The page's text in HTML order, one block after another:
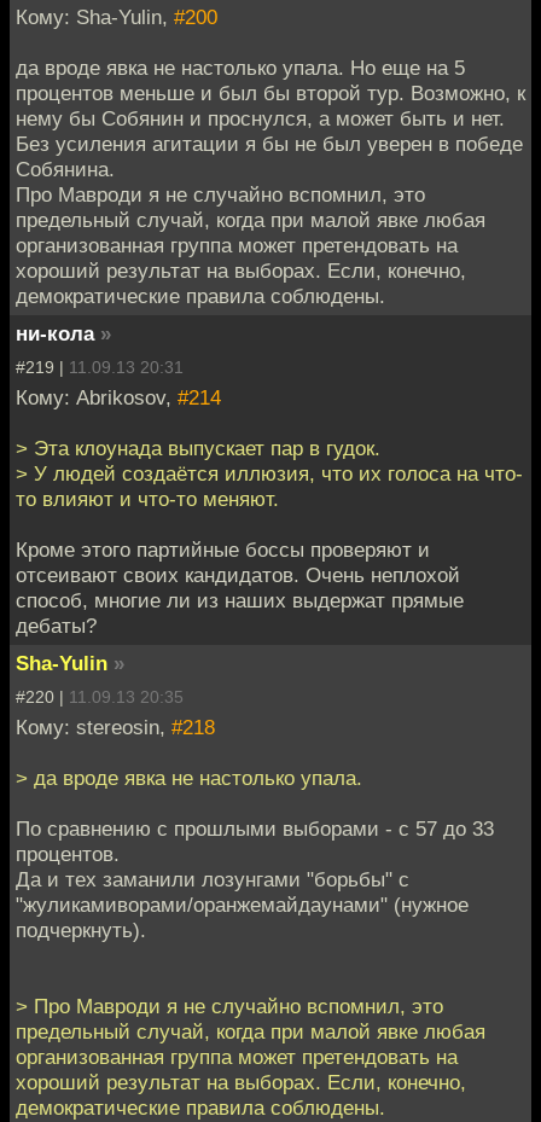
Кому: Sha-Yulin, #200
да вроде явка не настолько упала. Но еще на 5
процентов меньше и был бы второй тур. Возможно, к
нему бы Собянин и проснулся, а может быть и нет.
Без усиления агитации я бы не был уверен в победе
Собянина.
Про Мавроди я не случайно вспомнил, это
предельный случай, когда при малой явке любая
организованная группа может претендовать на
хороший результат на выборах. Если, конечно,
демократические правила соблюдены.
ни-кола »
#219 | 11.09.13 20:31
Кому: Abrikosov, #214
> Эта клоунада выпускает пар в гудок.
> У людей создаётся иллюзия, что их голоса на что-
то влияют и что-то меняют.
Кроме этого партийные боссы проверяют и
отсеивают своих кандидатов. Очень неплохой
способ, многие ли из наших выдержат прямые
дебаты?
Sha-Yulin »
#220 | 11.09.13 20:35
Кому: stereosin, #218
> да вроде явка не настолько упала.
По сравнению с прошлыми выборами - с 57 до 33
процентов.
Да и тех заманили лозунгами "борьбы" с
"жуликамиворами/оранжемайдаунами" (нужное
подчеркнуть).
> Про Мавроди я не случайно вспомнил, это
предельный случай, когда при малой явке любая
организованная группа может претендовать на
хороший результат на выборах. Если, конечно,
демократические правила соблюдены.